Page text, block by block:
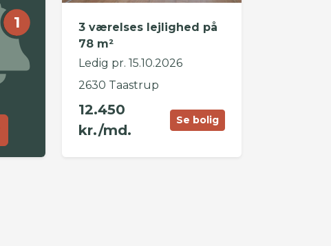
1
3 værelses lejlighed på
78 m²
Ledig pr. 15.10.2026
2630 Taastrup
12.450
kr./md.
Se bolig